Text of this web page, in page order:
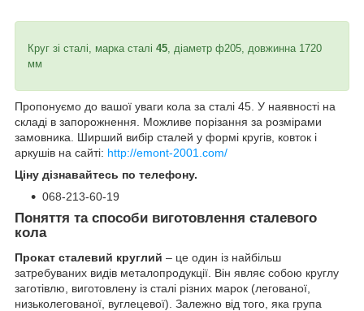
Круг зі сталі, марка сталі 45 , діаметр ф205, довжинна 1720
мм
Пропонуємо до вашої уваги кола за сталі 45. У наявності на
складі в запорожнення. Можливе порізання за розмірами
замовника. Ширший вибір сталей у формі кругів, ковток і
аркушів на сайті: http://emont-2001.com/
Ціну дізнавайтесь по телефону.
068-213-60-19
Поняття та способи виготовлення сталевого
кола
Прокат сталевий круглий – це один із найбільш
затребуваних видів металопродукції. Він являє собою круглу
заготівлю, виготовлену із сталі різних марок (легованої,
низьколегованої, вуглецевої). Залежно від того, яка група